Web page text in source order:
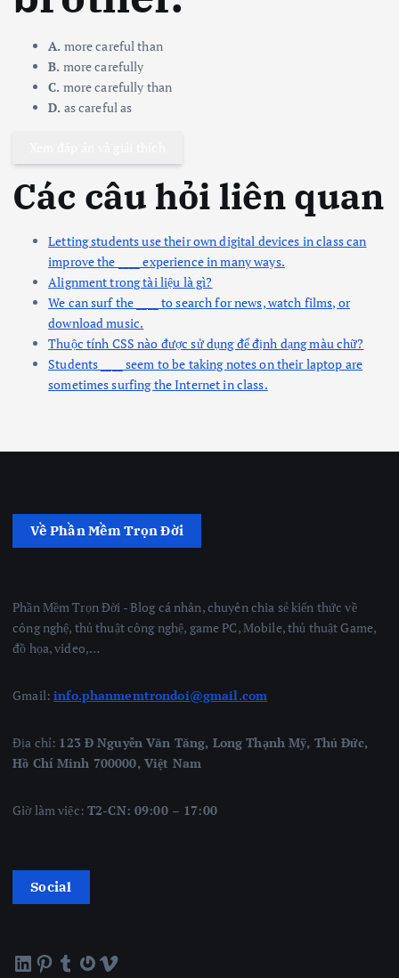
A. more careful than
B. more carefully
C. more carefully than
D. as careful as
Các câu hỏi liên quan
Letting students use their own digital devices in class can
improve the ____ experience in many ways.
Alignment trong tài liệu là gì?
We can surf the ____ to search for news, watch films, or
download music.
Thuộc tính CSS nào được sử dụng để định dạng màu chữ?
Students ____ seem to be taking notes on their laptop are
sometimes surfing the Internet in class.
Về Phần Mềm Trọn Đời
Phần Mềm Trọn Đời - Blog cá nhân, chuyên chia sẻ kiến thức về
công nghệ, thủ thuật công nghệ, game PC, Mobile, thủ thuật Game,
đồ họa, video,…
Gmail:info.phanmemtrondoi@gmail.com
Địa chỉ: 123 Đ Nguyễn Văn Tăng, Long Thạnh Mỹ, Thủ Đức,
Hồ Chí Minh 700000, Việt Nam
Giờ làm việc:T2-CN: 09:00 – 17:00
Social
LinkedIn Pinterest Tumblr Gravatar Vimeo